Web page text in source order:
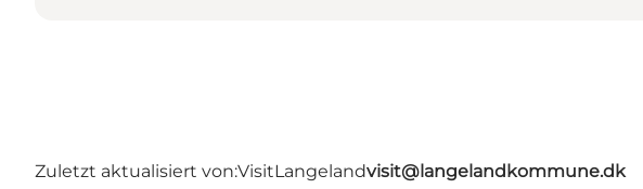
Zuletzt aktualisiert von:VisitLangelandvisit@langelandkommune.dk